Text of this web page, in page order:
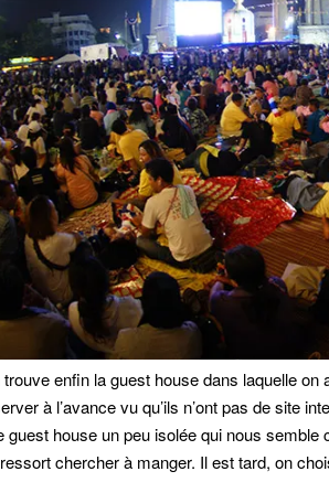
enfin la guest house dans laquelle on
à l’avance vu qu’ils n’ont pas de site
guest house un peu isolée qui nous
chercher à manger. Il est tard, on